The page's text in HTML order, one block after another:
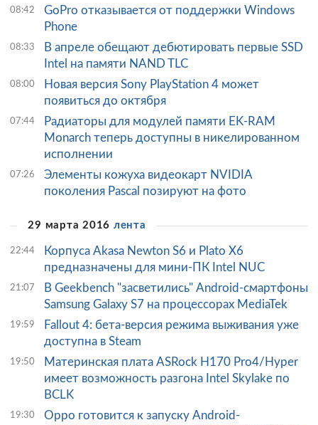
08:42
GoPro отказывается от поддержки Windows
Phone
08:33
В апреле обещают дебютировать первые SSD
Intel на памяти NAND TLC
08:00
Новая версия Sony PlayStation 4 может
появиться до октября
07:44
Радиаторы для модулей памяти EK-RAM
Monarch теперь доступны в никелированном
исполнении
07:26
Элементы кожуха видеокарт NVIDIA
поколения Pascal позируют на фото
29 марта 2016 лента
22:44
Корпуса Akasa Newton S6 и Plato X6
предназначены для мини-ПК Intel NUC
21:07
В Geekbench "засветились" Android-смартфоны
Samsung Galaxy S7 на процессорах MediaTek
19:59
Fallout 4: бета-версия режима выживания уже
доступна в Steam
19:50
Материнская плата ASRock H170 Pro4/Hyper
имеет возможность разгона Intel Skylake по
BCLK
19:30
Oppo готовится к запуску Android-